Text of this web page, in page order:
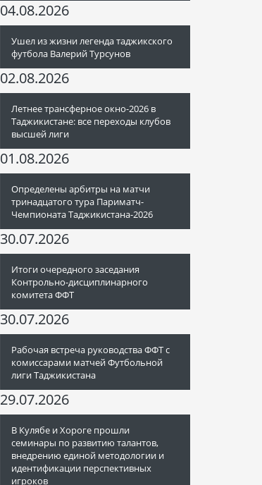
04.08.2026
Ушел из жизни легенда таджикского
футбола Валерий Турсунов
02.08.2026
Летнее трансферное окно-2026 в
Таджикистане: все переходы клубов
высшей лиги
01.08.2026
Определены арбитры на матчи
тринадцатого тура Париматч-
Чемпионата Таджикистана-2026
30.07.2026
Итоги очередного заседания
Контрольно-дисциплинарного
комитета ФФТ
30.07.2026
Рабочая встреча руководства ФФТ с
комиссарами матчей Футбольной
лиги Таджикистана
29.07.2026
В Кулябе и Хороге прошли
семинары по развитию талантов,
внедрению единой методологии и
идентификации перспективных
игроков